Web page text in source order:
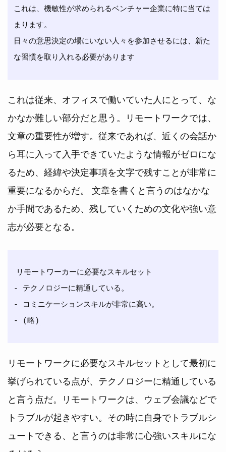
これは、機敏性が求められるベンチャー企業に特に当ては
まります。
日々の意思決定の場にいない人々を参加させるには、新た
これは従来、オフィスで働いていた人にとって、な
かなか難しい部分だと思う。リモートワークでは、
文章の重要性が増す。従来であれば、近くの会話か
ら耳に入って入手できていたような情報がゼロにな
るため、経緯や決定事項を文字で残すことが非常に
重要になるからだ。 文章を書くと言うのはなかな
か手間であるため、残していくための文化や強い意
志が必要となる。
リモートワーカーに必要なスキルセット
- テクノロジーに精通している。
- コミニケーションスキルが非常に高い。
リモートワークに必要なスキルセットとして最初に
挙げられている点が、テクノロジーに精通している
と言う点だ。リモートワークは、ウェブ会議などで
トラブルが起きやすい。その時に自身でトラブルシ
ュートできる、と言うのは非常に心強いスキルにな